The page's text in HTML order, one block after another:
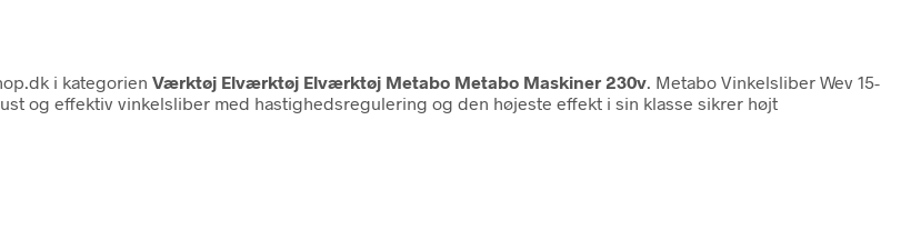
i kategorien Værktøj Elværktøj Elværktøj Metabo Metabo Maskiner 230v . Metabo Vinkelsliber Wev 15-
og effektiv vinkelsliber med hastighedsregulering og den højeste effekt i sin klasse sikrer højt